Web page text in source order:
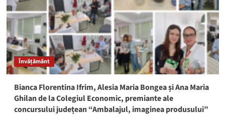
Învățământ
Bianca Florentina Ifrim, Alesia Maria Bongea și Ana Maria
Ghilan de la Colegiul Economic, premiante ale
concursului județean “Ambalajul, imaginea produsului”